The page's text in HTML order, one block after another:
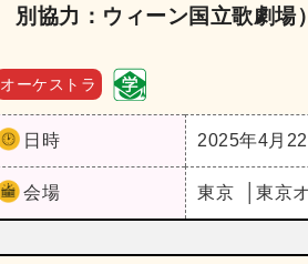
別協力：ウィーン国立歌劇
オーケストラ
日時 2025年4月22
会場 東京 東京